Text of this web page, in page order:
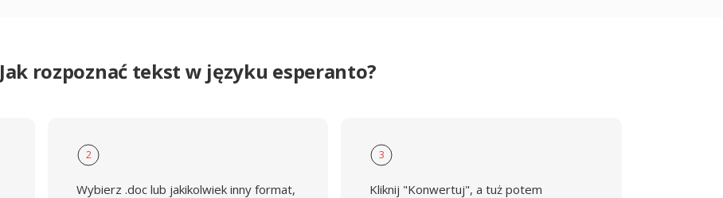
Jak rozpoznać tekst w języku esperanto?
2
Wybierz .doc lub jakikolwiek inny format,
3
Kliknij "Konwertuj", a tuż potem